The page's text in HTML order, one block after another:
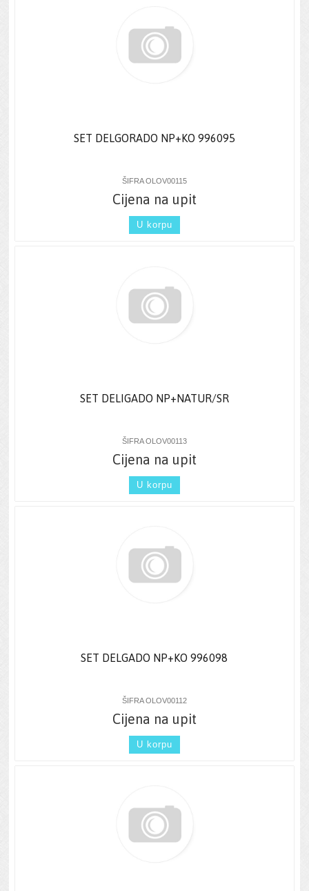
SET DELGORADO NP+KO 996095
ŠIFRA OLOV00115
Cijena na upit
U korpu
SET DELIGADO NP+NATUR/SR
ŠIFRA OLOV00113
Cijena na upit
U korpu
SET DELGADO NP+KO 996098
ŠIFRA OLOV00112
Cijena na upit
U korpu